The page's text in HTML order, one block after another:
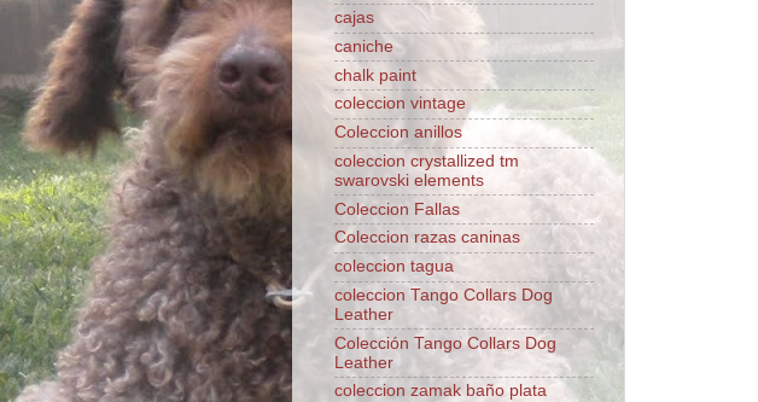
cajas
caniche
chalk paint
coleccion vintage
Coleccion anillos
coleccion crystallized tm
swarovski elements
Coleccion Fallas
Coleccion razas caninas
coleccion tagua
coleccion Tango Collars Dog
Leather
Colección Tango Collars Dog
Leather
coleccion zamak baño plata